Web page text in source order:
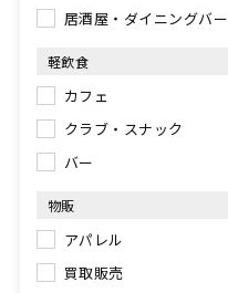
居酒屋・ダイニングバー
軽飲食
カフェ
クラブ・スナック
バー
物販
アパレル
買取販売